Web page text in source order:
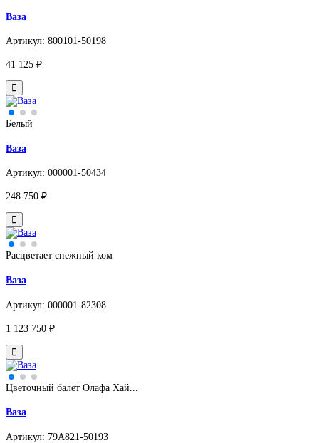
Ваза
Артикул: 800101-50198
41 125 ₽
Белый
Ваза
Артикул: 000001-50434
248 750 ₽
Расцветает снежный ком
Ваза
Артикул: 000001-82308
1 123 750 ₽
Цветочный балет Олафа Хай...
Ваза
Артикул: 79A821-50193